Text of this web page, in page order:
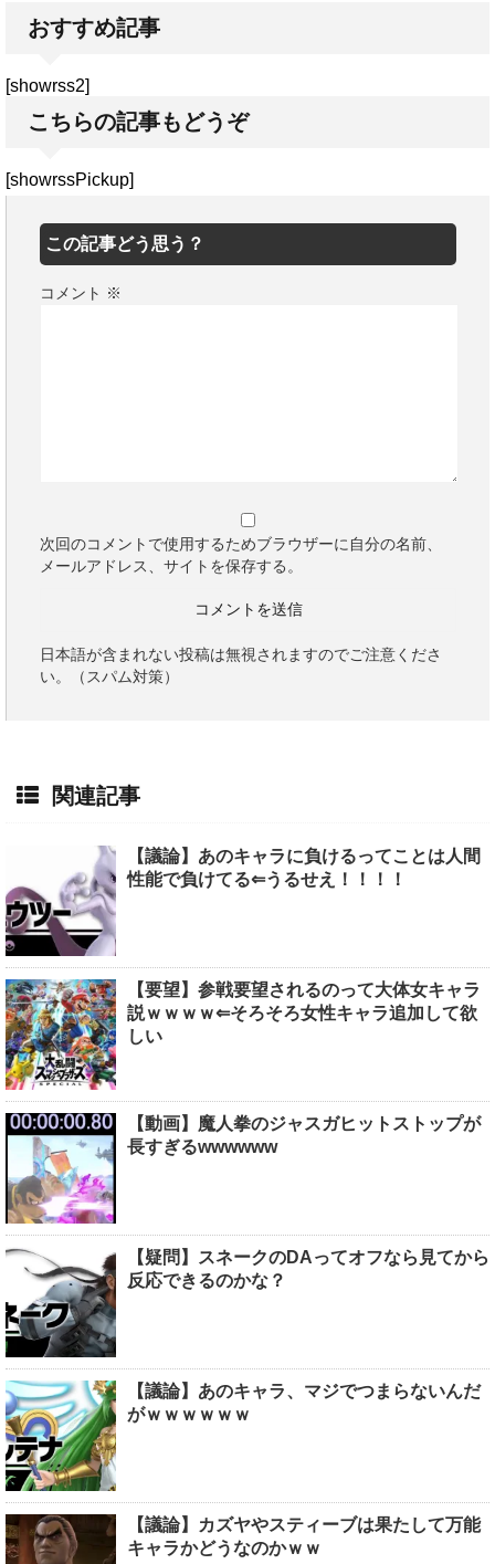
おすすめ記事
[showrss2]
こちらの記事もどうぞ
[showrssPickup]
この記事どう思う？
コメント ※
次回のコメントで使用するためブラウザーに自分の名前、
メールアドレス、サイトを保存する。
日本語が含まれない投稿は無視されますのでご注意くださ
い。（スパム対策）
関連記事
【議論】あのキャラに負けるってことは人間
性能で負けてる⇐うるせえ！！！！
【要望】参戦要望されるのって大体女キャラ
説ｗｗｗｗ⇐そろそろ女性キャラ追加して欲
しい
【動画】魔人拳のジャスガヒットストップが
長すぎるwwwwww
【疑問】スネークのDAってオフなら見てから
反応できるのかな？
【議論】あのキャラ、マジでつまらないんだ
がｗｗｗｗｗｗ
【議論】カズヤやスティーブは果たして万能
キャラかどうなのかｗｗ